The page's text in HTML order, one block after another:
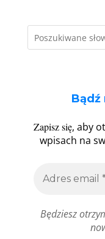
Bądź
Zapisz się, aby
wpisach na
Będziesz